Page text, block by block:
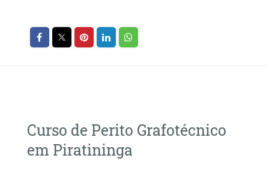
Curso de Perito Grafotécnico
em Piratininga